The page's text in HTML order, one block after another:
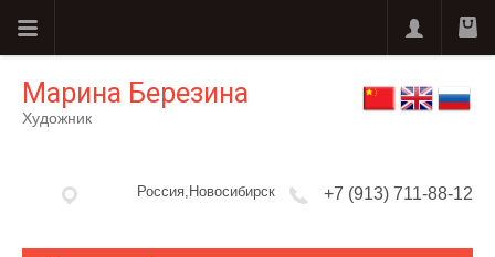
Марина Березина
Художник
Россия,Новосибирск +7 (913) 711-88-12